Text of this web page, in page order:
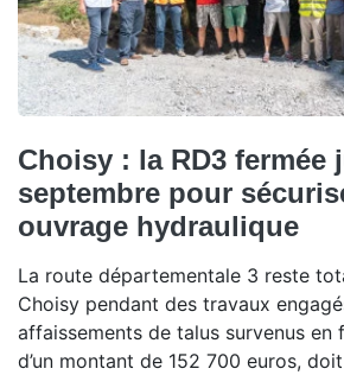
Choisy : la RD3 fermée
septembre pour
ouvrage hydraulique
La route départementale 3 reste
Choisy pendant des travaux
affaissements de talus survenus en
d’un montant de 152 700 euros, doit